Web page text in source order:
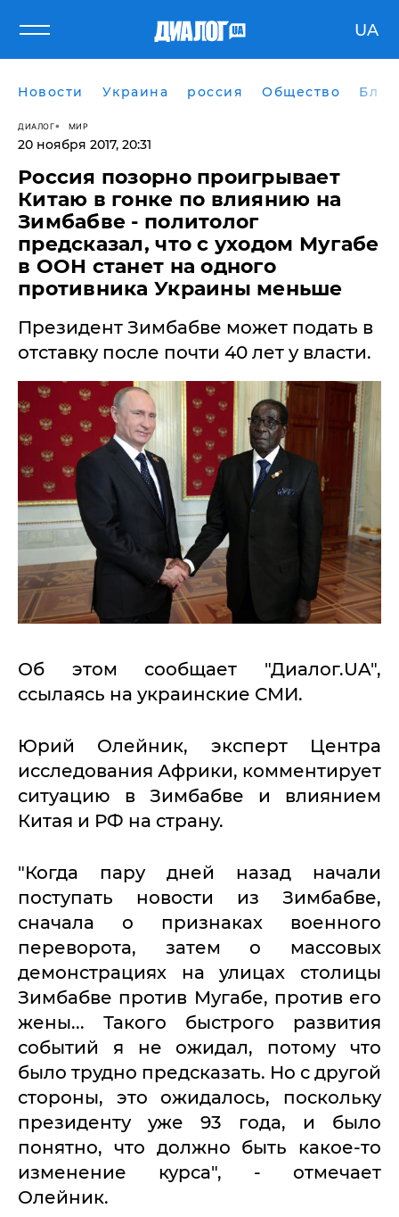
UA
Новости Украина россия Общество
ДИАЛОГ МИР
20 ноября 2017, 20:31
Россия позорно проигрывает
Китаю в гонке по влиянию на
Зимбабве - политолог
предсказал, что с уходом Мугабе
в ООН станет на одного
противника Украины меньше
Президент Зимбабве может подать в
отставку после почти 40 лет у власти.
Об этом сообщает "Диалог.UA",
ссылаясь на украинские СМИ.
Юрий Олейник, эксперт Центра
исследования Африки, комментирует
ситуацию в Зимбабве и влиянием
Китая и РФ на страну.
"Когда пару дней назад начали
поступать новости из Зимбабве,
сначала о признаках военного
переворота, затем о массовых
демонстрациях на улицах столицы
Зимбабве против Мугабе, против его
жены... Такого быстрого развития
событий я не ожидал, потому что
было трудно предсказать. Но с другой
стороны, это ожидалось, поскольку
президенту уже 93 года, и было
понятно, что должно быть какое-то
изменение курса", - отмечает
Олейник.